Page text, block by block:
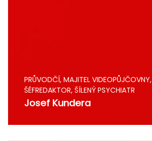
PRŮVODČÍ, MAJITEL VIDEOPŮJČOVNY,
ŠÉFREDAKTOR, ŠÍLENÝ PSYCHIATR
Josef Kundera